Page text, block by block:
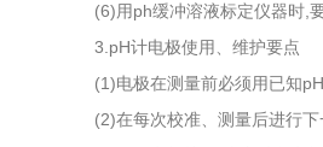
(6)用ph缓冲溶液标定仪器时,要
3.pH计电极使用、维护要点
(1)电极在测量前必须用已知pH
(2)在每次校准、测量后进行下